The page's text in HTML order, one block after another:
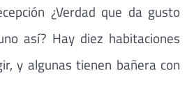
¿Verdad que da gusto
así? Hay diez habitaciones
y algunas tienen bañera con